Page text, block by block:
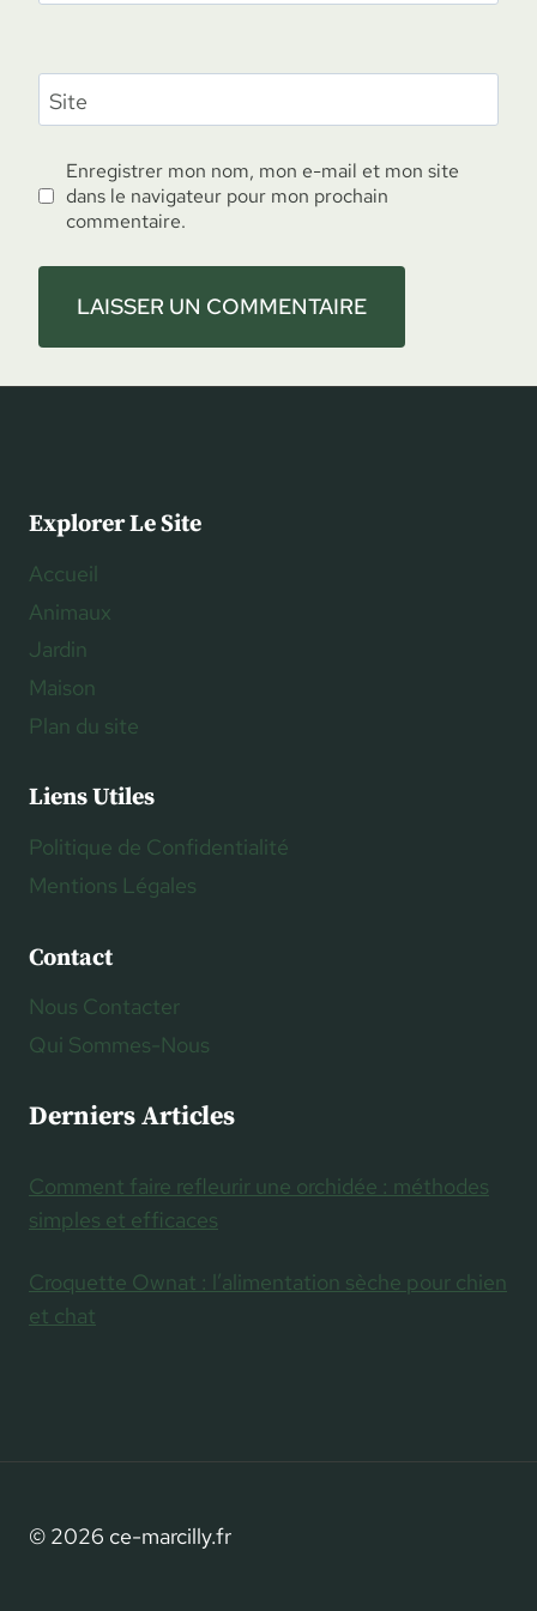
Site
Enregistrer mon nom, mon e-mail et mon site
dans le navigateur pour mon prochain
commentaire.
Explorer Le Site
Accueil
Animaux
Jardin
Maison
Plan du site
Liens Utiles
Politique de Confidentialité
Mentions Légales
Contact
Nous Contacter
Qui Sommes-Nous
Derniers Articles
Comment faire refleurir une orchidée : méthodes
simples et efficaces
Croquette Ownat : l’alimentation sèche pour chien
et chat
© 2026 ce-marcilly.fr